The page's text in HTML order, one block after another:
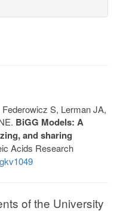
S, Lerman JA,
BiGG Models: A
and sharing
Acids Research
of the University